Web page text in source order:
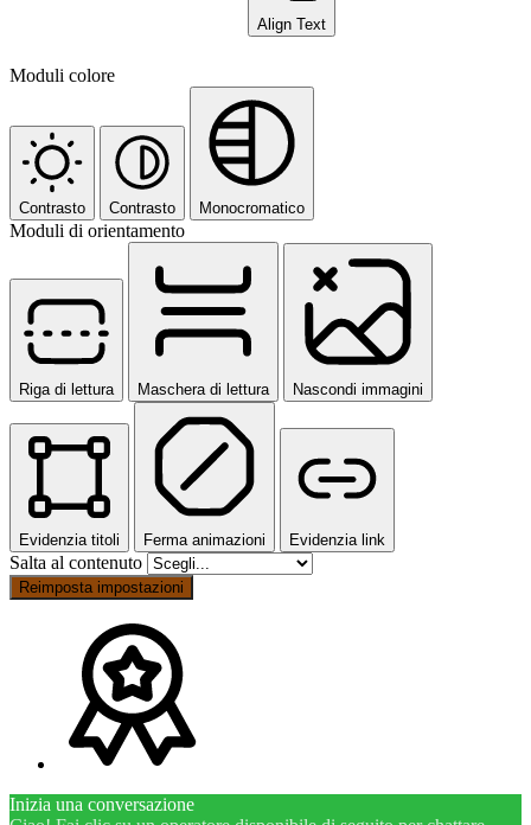
Align Text
Moduli colore
Contrasto Contrasto Monocromatico
Moduli di orientamento
Riga di lettura Maschera di lettura Nascondi immagini
Evidenzia titoli Ferma animazioni Evidenzia link
Salta al contenuto
Reimposta impostazioni
Inizia una conversazione